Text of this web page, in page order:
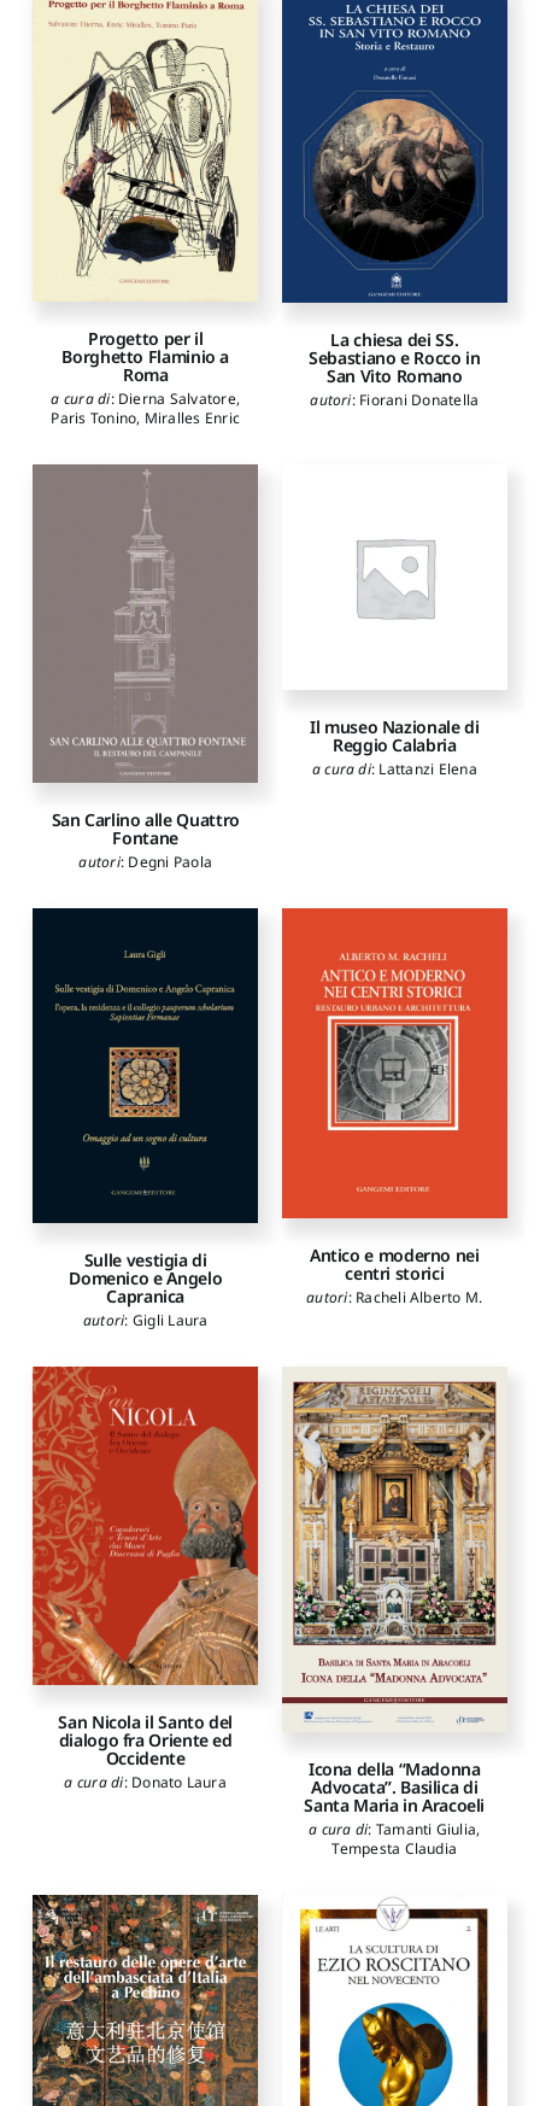
Progetto per il
Borghetto Flaminio a
Roma
a cura di: Dierna Salvatore,
Paris Tonino, Miralles Enric
La chiesa dei SS.
Sebastiano e Rocco in
San Vito Romano
autori: Fiorani Donatella
San Carlino alle Quattro
Fontane
autori: Degni Paola
Il museo Nazionale di
Reggio Calabria
a cura di: Lattanzi Elena
Sulle vestigia di
Domenico e Angelo
Capranica
autori: Gigli Laura
Antico e moderno nei
centri storici
autori: Racheli Alberto M.
San Nicola il Santo del
dialogo fra Oriente ed
Occidente
a cura di: Donato Laura
Icona della “Madonna
Advocata”. Basilica di
Santa Maria in Aracoeli
a cura di: Tamanti Giulia,
Tempesta Claudia